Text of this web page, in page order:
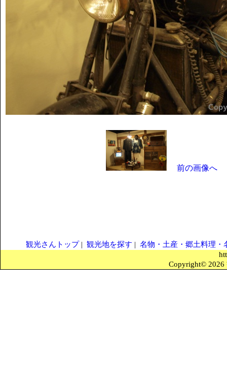
前の画像へ
観光さんトップ| 観光地を探す | 名物・土産・郷土料理・
Copyright© 2026